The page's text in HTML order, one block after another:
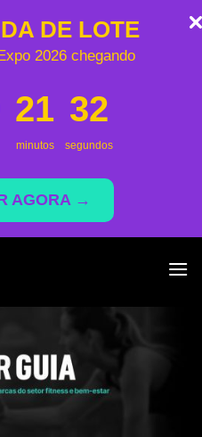
DE LOTE
2026 chegando
21
minutos
31
segundos
AGORA →